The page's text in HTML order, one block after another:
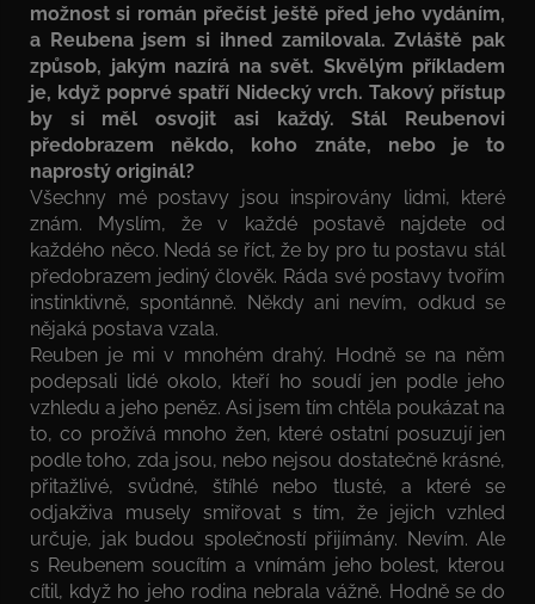
možnost si román přečíst ještě před jeho vydáním,
a Reubena jsem si ihned zamilovala. Zvláště pak
způsob, jakým nazírá na svět. Skvělým příkladem
je, když poprvé spatří Nidecký vrch. Takový přístup
by si měl osvojit asi každý. Stál Reubenovi
předobrazem někdo, koho znáte, nebo je to
naprostý originál?
Všechny mé postavy jsou inspirovány lidmi, které
znám. Myslím, že v každé postavě najdete od
každého něco. Nedá se říct, že by pro tu postavu stál
předobrazem jediný člověk. Ráda své postavy tvořím
instinktivně, spontánně. Někdy ani nevím, odkud se
nějaká postava vzala.
Reuben je mi v mnohém drahý. Hodně se na něm
podepsali lidé okolo, kteří ho soudí jen podle jeho
vzhledu a jeho peněz. Asi jsem tím chtěla poukázat na
to, co prožívá mnoho žen, které ostatní posuzují jen
podle toho, zda jsou, nebo nejsou dostatečně krásné,
přitažlivé, svůdné, štíhlé nebo tlusté, a které se
odjakživa musely smiřovat s tím, že jejich vzhled
určuje, jak budou společností přijímány. Nevím. Ale
s Reubenem soucítím a vnímám jeho bolest, kterou
cítil, když ho jeho rodina nebrala vážně. Hodně se do